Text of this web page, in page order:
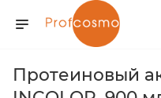
Протеиновый